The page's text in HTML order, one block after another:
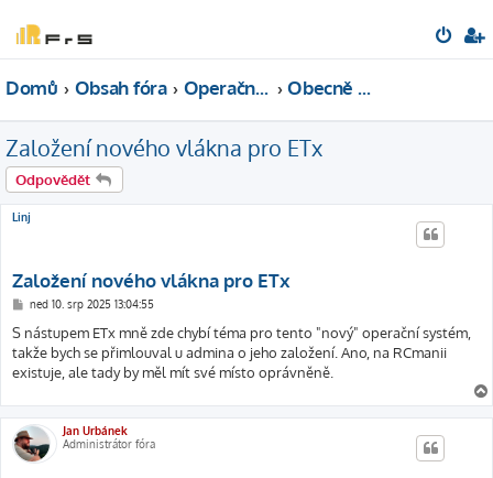
Domů Obsah fóra Operační systémy Obecně o OS
Založení nového vlákna pro ETx
Odpovědět
Linj
Založení nového vlákna pro ETx
P
í
s
p
ě
v
k
ned 10. srp 2025 13:04:55
S nástupem ETx mně zde chybí téma pro tento "nový" operační systém,
takže bych se přimlouval u admina o jeho založení. Ano, na RCmanii
existuje, ale tady by měl mít své místo oprávněně.
Jan Urbánek
Administrátor fóra